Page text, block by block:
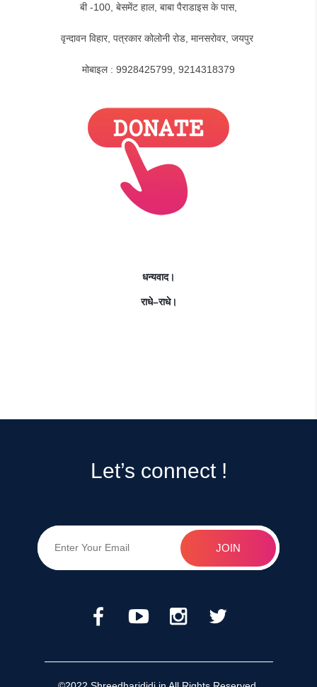
बी -100, बेसमेंट हाल, बाबा पैराडाइस के पास,
वृन्दावन विहार, पत्रकार कोलोनी रोड, मानसरोवर, जयपुर
मोबाइल : 9928425799, 9214318379
धन्यवाद।
राधे–राधे।
Let’s connect !